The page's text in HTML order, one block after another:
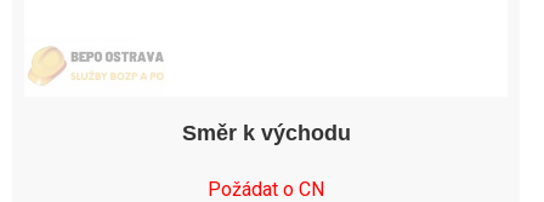
Směr k východu
Požádat o CN